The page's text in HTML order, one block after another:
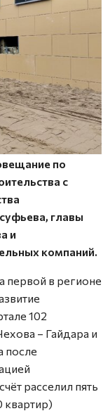
по
с
главы
и
компаний.
первой в регионе
102
– Гайдара и
после
расселил пять